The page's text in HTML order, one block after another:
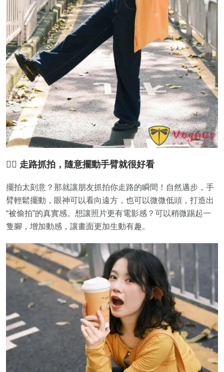
🚶‍♀️ 走路抓拍，隨意擺動手臂就很好看
擺拍太刻意？那就讓朋友抓拍你走路的瞬間！自然邁步，手
臂輕鬆擺動，眼神可以看向遠方，也可以微微低頭，打造出
“被偷拍”的真實感。想讓照片更有電影感？可以稍微踢起一
隻腳，增加動感，讓畫面更加生動有趣。